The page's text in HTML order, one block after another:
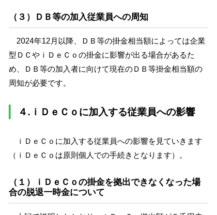
（３）ＤＢ等の加入従業員への周知
2024年12月以降、ＤＢ等の掛金相当額によっては企業
型ＤＣやｉＤｅＣｏの掛金に影響が出る場合があるた
め、ＤＢ等の加入者に向けて現在のＤＢ等掛金相当額の
周知が必要です。
４.ｉＤｅＣｏに加入する従業員への影響
ｉＤｅＣｏに加入する従業員への影響を見ていきます
（ｉＤｅＣｏは原則個人での手続きとなります）。
（１）ｉＤｅＣｏの掛金を拠出できなくなった場
合の脱退一時金について